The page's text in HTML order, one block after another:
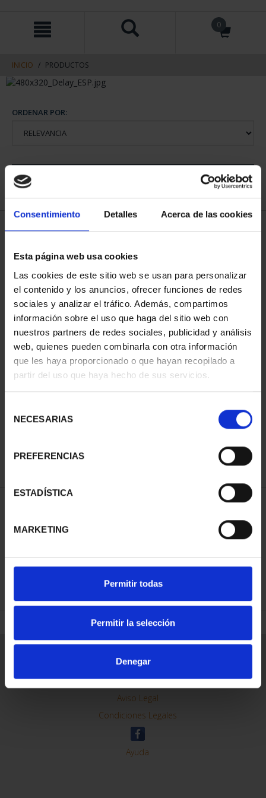
Consentimiento Detalles Acerca de las cookies
Esta página web usa cookies
Las cookies de este sitio web se usan para personalizar
el contenido y los anuncios, ofrecer funciones de redes
sociales y analizar el tráfico. Además, compartimos
información sobre el uso que haga del sitio web con
nuestros partners de redes sociales, publicidad y análisis
web, quienes pueden combinarla con otra información
que les haya proporcionado o que hayan recopilado a
partir del uso que haya hecho de sus servicios.
NECESARIAS
PREFERENCIAS
ESTADÍSTICA
MARKETING
Permitir todas
Permitir la selección
Denegar
contenido
navegacin
0
INICIO PRODUCTOS
ORDENAR POR:
1 Productos encontrados
73,00 €
REFINAR
Contacto
Preguntas Frequentes (FAQs)
Aviso Legal
Condiciones Legales
Ayuda